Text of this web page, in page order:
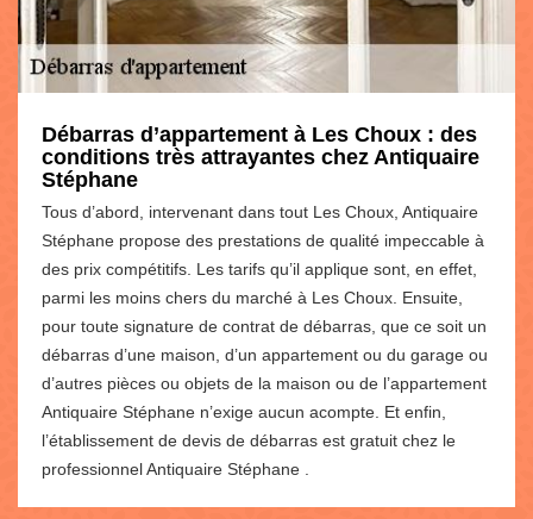
Débarras d’appartement à Les Choux : des
conditions très attrayantes chez Antiquaire
Stéphane
Tous d’abord, intervenant dans tout Les Choux, Antiquaire
Stéphane propose des prestations de qualité impeccable à
des prix compétitifs. Les tarifs qu’il applique sont, en effet,
parmi les moins chers du marché à Les Choux. Ensuite,
pour toute signature de contrat de débarras, que ce soit un
débarras d’une maison, d’un appartement ou du garage ou
d’autres pièces ou objets de la maison ou de l’appartement
Antiquaire Stéphane n’exige aucun acompte. Et enfin,
l’établissement de devis de débarras est gratuit chez le
professionnel Antiquaire Stéphane .